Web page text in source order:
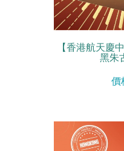
【香港航天慶
黑朱
價